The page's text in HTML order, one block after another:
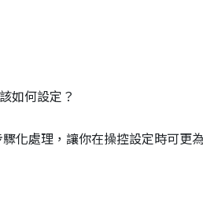
如何設定？
化處理，讓你在操控設定時可更